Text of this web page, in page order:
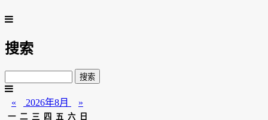
搜索
« 2026年8月 »
一 二 三 四 五 六 日